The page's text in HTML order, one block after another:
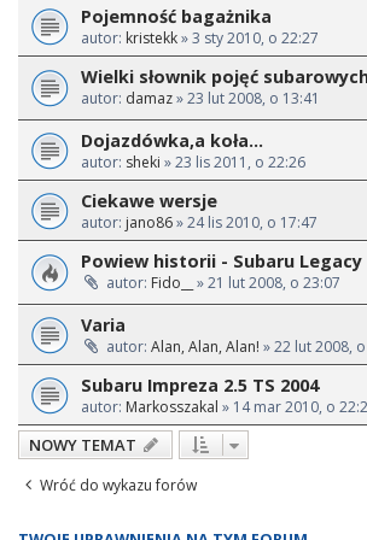
Pojemność bagażnika
autor: kristekk» 3 sty 2010, o 22:27
Wielki słownik pojęć
autor: damaz» 23 lut 2008, o 13:41
Dojazdówka,a koła...
autor: sheki » 23 lis 2011, o 22:26
Ciekawe wersje
autor: jano86» 24 lis 2010, o 17:47
Powiew historii - Subaru Legacy
autor: Fido__ » 21 lut 2008, o 23:07
Varia
autor: Alan, Alan, Alan! » 22 lut 2008,
Subaru Impreza 2.5 TS 2004
autor: Markosszakal » 14 mar 2010, o
NOWY TEMAT
Wróć do wykazu forów